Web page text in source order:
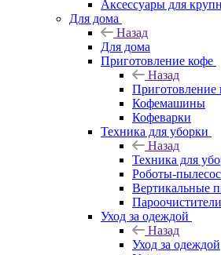
Аксессуары для
Для дома
Назад
Для дома
Приготовление кофе
Назад
Приготовление
Кофемашины
Кофеварки
Техника для уборки
Назад
Техника для
Роботы-
Вертикальные
Пароочистители
Уход за одеждой
Назад
Уход за одеждой